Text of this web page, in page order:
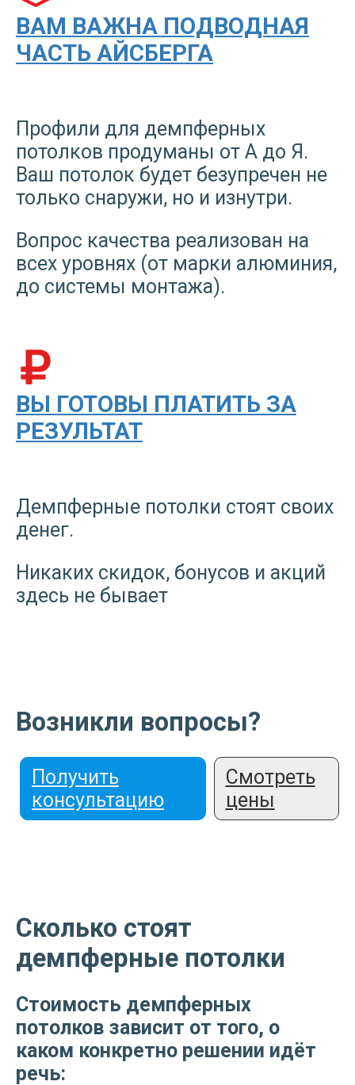
ВАМ ВАЖНА ПОДВОДНАЯ
ЧАСТЬ АЙСБЕРГА
Профили для демпферных
потолков продуманы от А до Я.
Ваш потолок будет безупречен не
только снаружи, но и изнутри.
Вопрос качества реализован на
всех уровнях (от марки алюминия,
до системы монтажа).
ВЫ ГОТОВЫ ПЛАТИТЬ ЗА
РЕЗУЛЬТАТ
Демпферные потолки стоят своих
денег.
Никаких скидок, бонусов и акций
здесь не бывает
Возникли вопросы?
Получить
консультацию
Смотреть
цены
Сколько стоят
демпферные потолки
Стоимость демпферных
потолков зависит от того, о
каком конкретно решении идёт
речь: